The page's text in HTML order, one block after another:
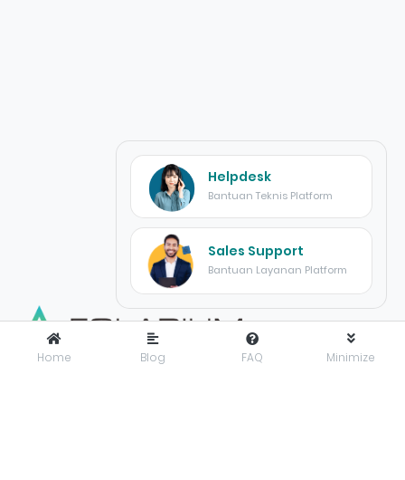
Home Blog FAQ Minimize
Helpdesk
Bantuan Teknis Platform
Sales Support
Bantuan Layanan Platform